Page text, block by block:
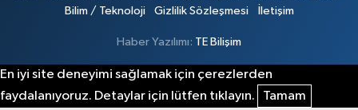
Bilim / Teknoloji
Gizlilik Sözleşmesi İletişim
Haber Yazılımı: TE Bilişim
En iyi site deneyimi sağlamak için çerezlerden
faydalanıyoruz. Detaylar için lütfen tıklayın.
Tamam